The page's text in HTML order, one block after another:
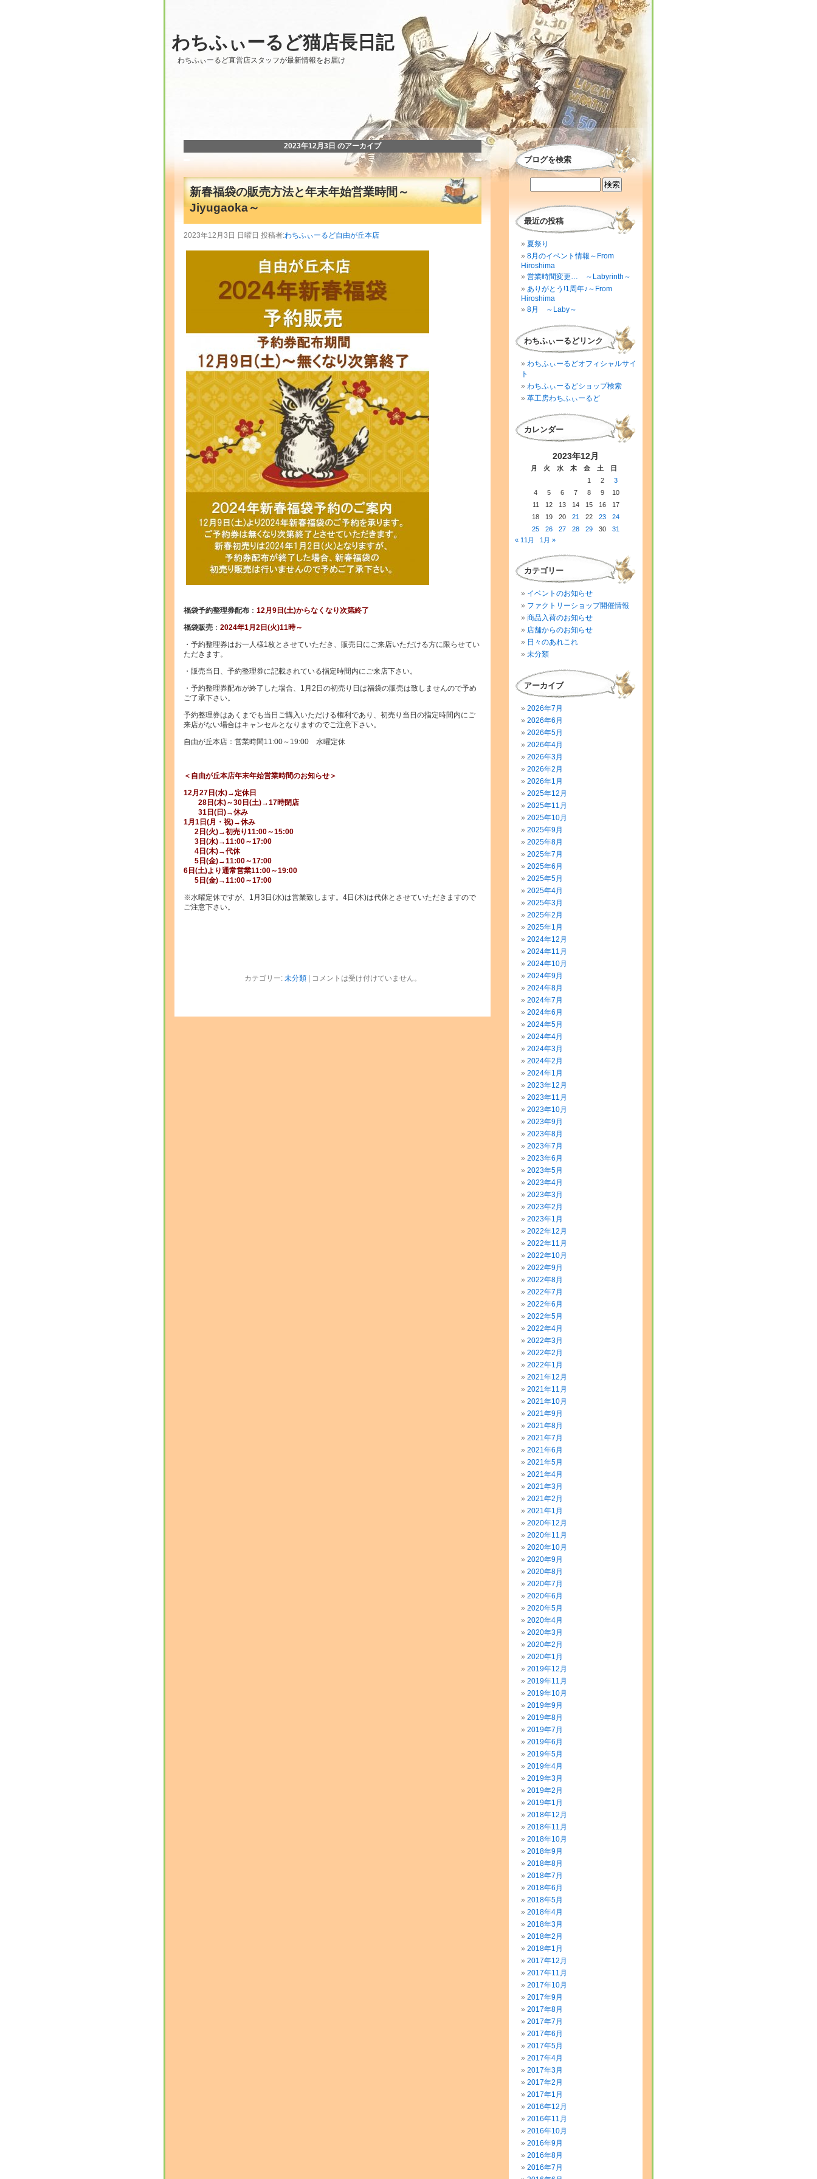
わちふぃーるど猫店長日記
わちふぃーるど直営店スタッフが最新情報をお届け
2023年12月3日 のアーカイブ
新春福袋の販売方法と年末年始営業時間～
Jiyugaoka～
2023年12月3日 日曜日 投稿者:わちふぃーるど自由が丘本店
福袋予約整理券配布 ： 12月9日(土)からなくなり次第終了
福袋販売 ： 2024年1月2日(火)11時～
・予約整理券はお一人様1枚とさせていただき、販売日にご来店いただける方に限らせてい
ただきます。
・販売当日、予約整理券に記載されている指定時間内にご来店下さい。
・予約整理券配布が終了した場合、1月2日の初売り日は福袋の販売は致しませんので予め
ご了承下さい。
予約整理券はあくまでも当日ご購入いただける権利であり、初売り当日の指定時間内にご
来店がない場合はキャンセルとなりますのでご注意下さい。
自由が丘本店：営業時間11:00～19:00 水曜定休
＜自由が丘本店年末年始営業時間のお知らせ＞
12月27日(水)→定休日
28日(木)～30日(土)→17時閉店
31日(日)→休み
1月1日(月・祝)→休み
2日(火)→初売り11:00～15:00
3日(水)→11:00～17:00
4日(木)→代休
5日(金)→11:00～17:00
6日(土)より通常営業11:00～19:00
5日(金)→11:00～17:00
※水曜定休ですが、1月3日(水)は営業致します。4日(木)は代休とさせていただきますので
ご注意下さい。
カテゴリー: 未分類| コメントは受け付けていません。
ブログを検索
最近の投稿
夏祭り
8月のイベント情報～From
Hiroshima
営業時間変更… ～Labyrinth～
ありがとう!1周年♪～From
Hiroshima
8月 ～Laby～
わちふぃーるどリンク
わちふぃーるどオフィシャルサイ
ト
わちふぃーるどショップ検索
革工房わちふぃーるど
カレンダー
2023年12月
月 火 水 木 金 土
日
1
2
3
4
5 6 7 8 9
10
11
12 13 14 15 16
17
18
19 20 21 22 23
24
25
26 27 28 29 30
31
« 11月
1月 »
カテゴリー
イベントのお知らせ
ファクトリーショップ開催情報
商品入荷のお知らせ
店舗からのお知らせ
日々のあれこれ
未分類
アーカイブ
2026年7月
2026年6月
2026年5月
2026年4月
2026年3月
2026年2月
2026年1月
2025年12月
2025年11月
2025年10月
2025年9月
2025年8月
2025年7月
2025年6月
2025年5月
2025年4月
2025年3月
2025年2月
2025年1月
2024年12月
2024年11月
2024年10月
2024年9月
2024年8月
2024年7月
2024年6月
2024年5月
2024年4月
2024年3月
2024年2月
2024年1月
2023年12月
2023年11月
2023年10月
2023年9月
2023年8月
2023年7月
2023年6月
2023年5月
2023年4月
2023年3月
2023年2月
2023年1月
2022年12月
2022年11月
2022年10月
2022年9月
2022年8月
2022年7月
2022年6月
2022年5月
2022年4月
2022年3月
2022年2月
2022年1月
2021年12月
2021年11月
2021年10月
2021年9月
2021年8月
2021年7月
2021年6月
2021年5月
2021年4月
2021年3月
2021年2月
2021年1月
2020年12月
2020年11月
2020年10月
2020年9月
2020年8月
2020年7月
2020年6月
2020年5月
2020年4月
2020年3月
2020年2月
2020年1月
2019年12月
2019年11月
2019年10月
2019年9月
2019年8月
2019年7月
2019年6月
2019年5月
2019年4月
2019年3月
2019年2月
2019年1月
2018年12月
2018年11月
2018年10月
2018年9月
2018年8月
2018年7月
2018年6月
2018年5月
2018年4月
2018年3月
2018年2月
2018年1月
2017年12月
2017年11月
2017年10月
2017年9月
2017年8月
2017年7月
2017年6月
2017年5月
2017年4月
2017年3月
2017年2月
2017年1月
2016年12月
2016年11月
2016年10月
2016年9月
2016年8月
2016年7月